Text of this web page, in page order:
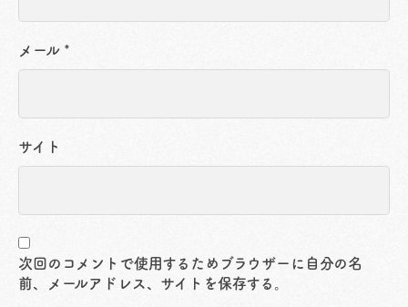
メール *
サイト
次回のコメントで使用するためブラウザーに自分の名
前、メールアドレス、サイトを保存する。